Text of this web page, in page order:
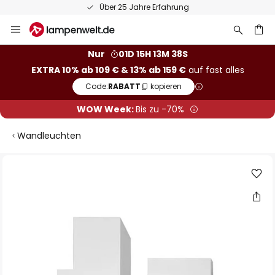
Über 25 Jahre Erfahrung
Inhalt
Nur
01D 15H 13M 38S
EXTRA 10% ab 109 € & 13% ab 159 €auf fast alles
Code:RABATT kopieren
WOW Week:Bis zu -70%
Wandleuchten